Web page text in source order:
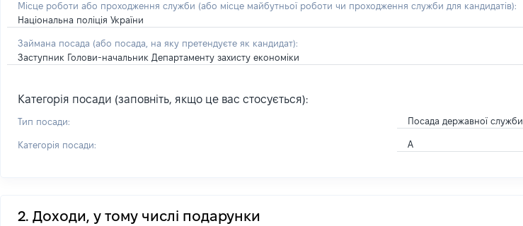
Місце роботи або проходження служби (або місце майбутньої роботи чи проходження служби для кандидатів):
Національна поліція України
Займана посада (або посада, на яку претендуєте як кандидат):
Заступник Голови-начальник Департаменту захисту економіки
Категорія посади (заповніть, якщо це вас стосується):
Тип посади: Посада державної служби
Категорія посади: А
2. Доходи, у тому числі подарунки